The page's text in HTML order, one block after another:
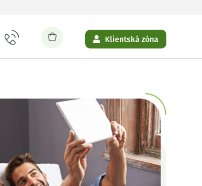
Klientská zóna